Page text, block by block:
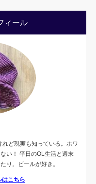
ィール
ど現実も知っている。ホワ
い！ 平日のOL生活と週末
たり。ビールが好き。
はこちら